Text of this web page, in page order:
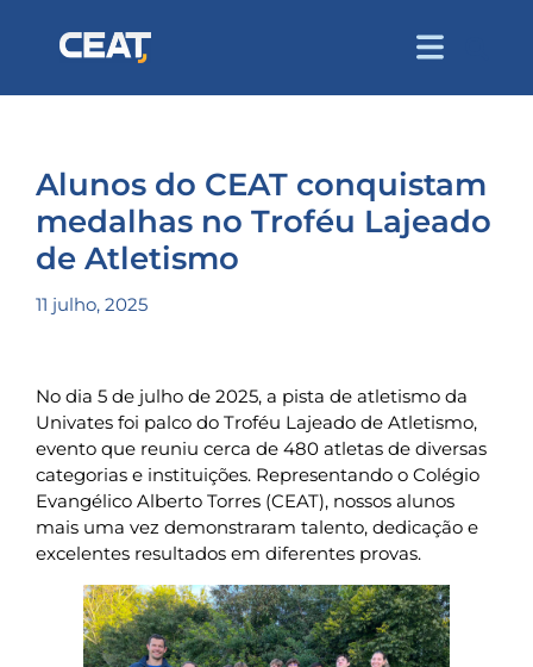
Alunos do CEAT conquistam
medalhas no Troféu Lajeado
de Atletismo
11 julho, 2025
No dia 5 de julho de 2025, a pista de atletismo da
Univates foi palco do Troféu Lajeado de Atletismo,
evento que reuniu cerca de 480 atletas de diversas
categorias e instituições. Representando o Colégio
Evangélico Alberto Torres (CEAT), nossos alunos
mais uma vez demonstraram talento, dedicação e
excelentes resultados em diferentes provas.